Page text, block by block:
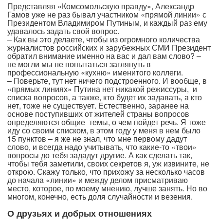
Представляя «Комсомольскую правду», Александр
Гамов уже не раз бывал участником «прямой линии» с
Президентом Владимиром Путиным, и каждый раз ему
удавалось задать свой вопрос.
– Как вы это делаете, чтобы из огромного количества
журналистов российских и зарубежных СМИ Президент
обратил внимание именно на вас и дал вам слово? –
не могли мы не попытаться заглянуть в
профессиональную «кухню» именитого коллеги.
– Поверьте, тут нет ничего подстроенного. И вообще, в
«прямых линиях» Путина нет никакой режиссуры, и
списка вопросов, а также, кто будет их задавать, а кто
нет, тоже не существует. Естественно, заранее на
основе поступивших от жителей страны вопросов
определяются общие темы, о чем пойдет речь. Я тоже
иду со своим списком, в этом году у меня в нем было
15 пунктов – я же не знал, что мне первому дадут
слово, и всегда надо учитывать, что какие-то «твои»
вопросы до тебя зададут другие. А как сделать так,
чтобы тебя заметили, своих секретов я, уж извините, не
открою. Скажу только, что прихожу за несколько часов
до начала «линии» и между делом присматриваю
место, которое, по моему мнению, лучше занять. Но во
многом, конечно, есть доля случайности и везения.
О друзьях и добрых отношениях